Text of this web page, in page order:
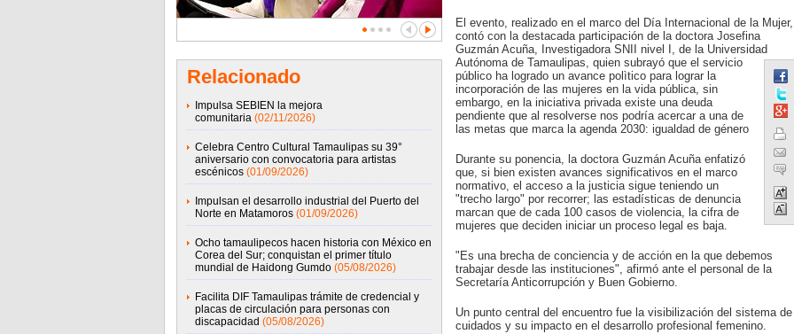
Relacionado
Impulsa SEBIEN la mejora
comunitaria (02/11/2026)
Celebra Centro Cultural Tamaulipas su 39°
aniversario con convocatoria para artistas
escénicos (01/09/2026)
Impulsan el desarrollo industrial del Puerto del
Norte en Matamoros (01/09/2026)
Ocho tamaulipecos hacen historia con México en
Corea del Sur; conquistan el primer título
mundial de Haidong Gumdo (05/08/2026)
Facilita DIF Tamaulipas trámite de credencial y
placas de circulación para personas con
discapacidad (05/08/2026)
El evento, realizado en el marco del Día Internacional de la Mujer,
contó con la destacada participación de la doctora Josefina
Guzmán Acuña, Investigadora SNII nivel I, de la Universidad
Autónoma de Tamaulipas, quien subrayó que el servicio
público ha logrado un avance polìtico para lograr la
incorporación de las mujeres en la vida pública, sin
embargo, en la iniciativa privada existe una deuda
pendiente que al resolverse nos podría acercar a una de
las metas que marca la agenda 2030: igualdad de género
Durante su ponencia, la doctora Guzmán Acuña enfatizó
que, si bien existen avances significativos en el marco
normativo, el acceso a la justicia sigue teniendo un
"trecho largo" por recorrer; las estadísticas de denuncia
marcan que de cada 100 casos de violencia, la cifra de
mujeres que deciden iniciar un proceso legal es baja.
"Es una brecha de conciencia y de acción en la que debemos
trabajar desde las instituciones", afirmó ante el personal de la
Secretaría Anticorrupción y Buen Gobierno.
Un punto central del encuentro fue la visibilización del sistema de
cuidados y su impacto en el desarrollo profesional femenino.